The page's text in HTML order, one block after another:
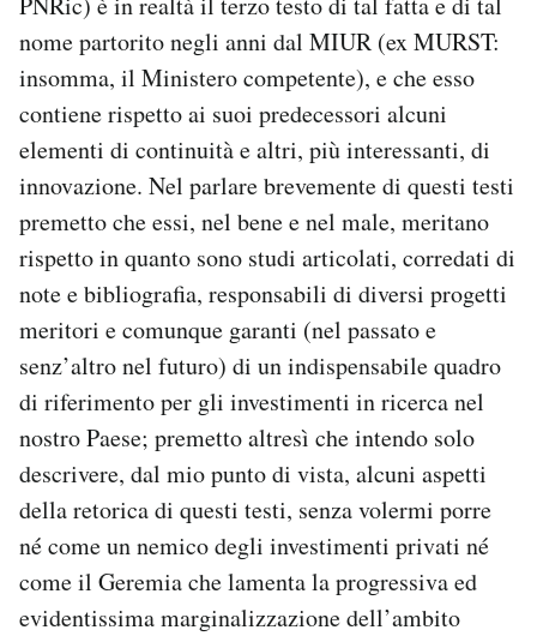
nome partorito negli anni dal MIUR (ex MURST:
insomma, il Ministero competente), e che esso
contiene rispetto ai suoi predecessori alcuni
elementi di continuità e altri, più interessanti, di
innovazione. Nel parlare brevemente di questi testi
premetto che essi, nel bene e nel male, meritano
rispetto in quanto sono studi articolati, corredati di
note e bibliografia, responsabili di diversi progetti
meritori e comunque garanti (nel passato e
senz’altro nel futuro) di un indispensabile quadro
di riferimento per gli investimenti in ricerca nel
nostro Paese; premetto altresì che intendo solo
descrivere, dal mio punto di vista, alcuni aspetti
della retorica di questi testi, senza volermi porre
né come un nemico degli investimenti privati né
come il Geremia che lamenta la progressiva ed
evidentissima marginalizzazione dell’ambito